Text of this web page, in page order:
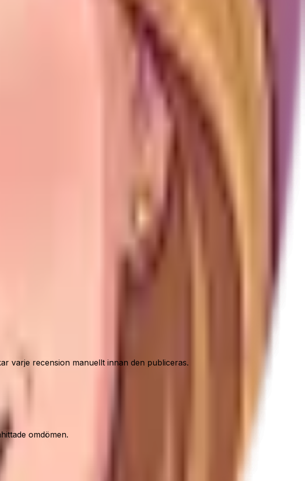
varje recension manuellt innan den publiceras.
omdömen.